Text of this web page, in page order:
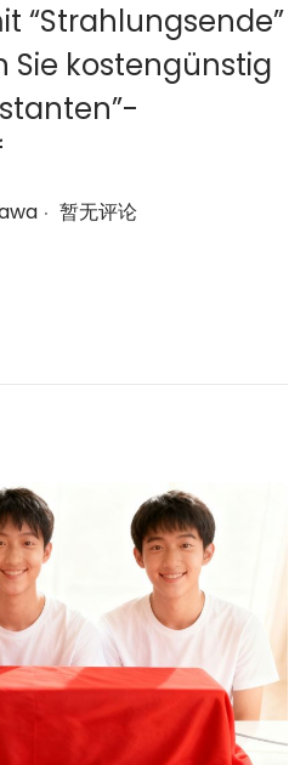
“Strahlungsende”
Sie kostengünstig
. 暂无评论